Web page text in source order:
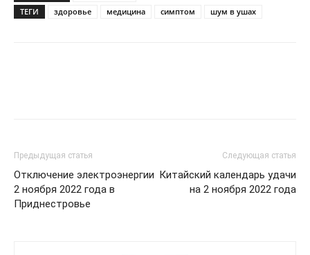
ТЕГИ здоровье медицина симптом шум в ушах
Предыдущая статья
Отключение электроэнергии
2 ноября 2022 года в
Приднестровье
Следующая статья
Китайский календарь удачи
на 2 ноября 2022 года